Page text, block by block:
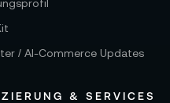
/ AI-Commerce Updates
& SERVICES